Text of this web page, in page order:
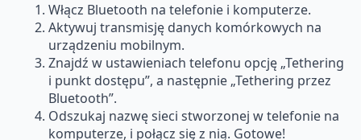
Włącz Bluetooth na telefonie i komputerze.
Aktywuj transmisję danych komórkowych na
urządzeniu mobilnym.
Znajdź w ustawieniach telefonu opcję „Tethering
i punkt dostępu”, a następnie „Tethering przez
Bluetooth”.
Odszukaj nazwę sieci stworzonej w telefonie na
komputerze, i połącz się z nią. Gotowe!